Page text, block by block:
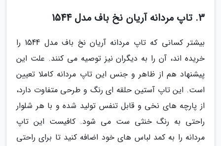
3. تاپ مردانه آریان نخ باف مدل 1544
بیشتر کسانی که تاپ مردانه آریان نخ باف مدل 1544 را
خریده اند، آن را به دیگران نیز توصیه می کنند. علت این
پیشنهاد هم از ظاهر و جنس این تاپ مردانه کاملا تعیین
است. این تاپ آستین حلقه ای رنگ و طرحی متفاوت دارد،
از پارچه های نخی و قابل تنفس تولید شده و با هر شلوار
راحتی به رنگ خنثی ست می شود. کافیست این تاپ
مردانه را به کمد لباس های خود اضافه کنید تا برای راحتی